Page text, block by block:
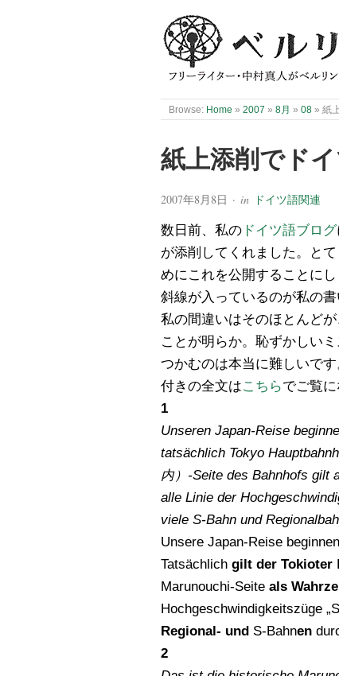
Browse: Home » 2007 » 8月 » 08 » 紙
紙上添削でド
2007年8月8日 · in ドイツ語関連
数日前、私の ドイツ語ブログ
が添削してくれました。と
めにこれを公開することにし
斜線が入っているのが私の
私の間違いはそのほとんど
ことが明らか。恥ずかしい
つかむのは本当に難しいで
付きの全文はこちらでご覧に
1
Unseren Japan-Reise
tatsächlich Tokyo
内）-Seite des Bahnhofs gilt
alle Linie der
viele S-Bahn und
Unsere Japan-Reise
Tatsächlich gilt der Tokioter
Marunouchi-Seite als
Hochgeschwindigkeitszüge
Regional- und S-Bahnen
2